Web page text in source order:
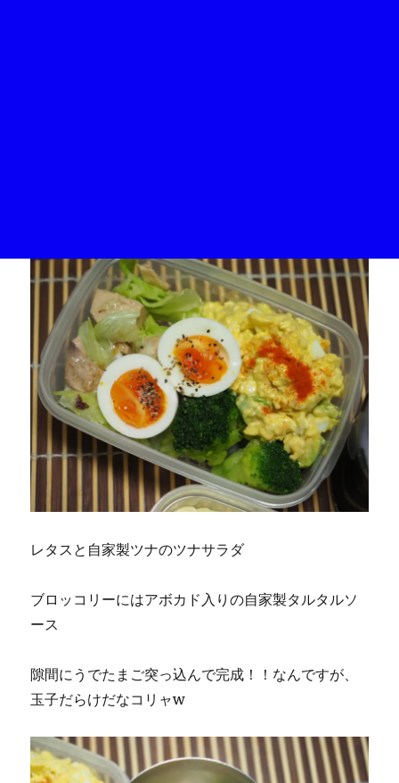
レタスと自家製ツナのツナサラダ
ブロッコリーにはアボカド入りの自家製タルタルソ
ース
隙間にうでたまご突っ込んで完成！！なんですが、
玉子だらけだなコリャw